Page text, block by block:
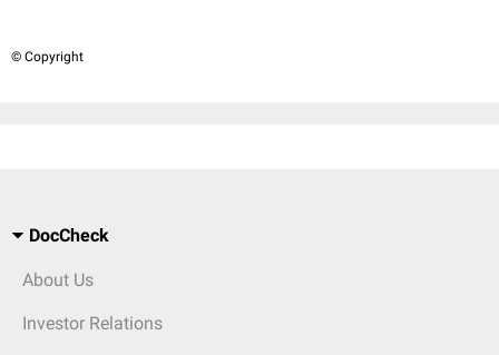
© Copyright
DocCheck
About Us
Investor Relations